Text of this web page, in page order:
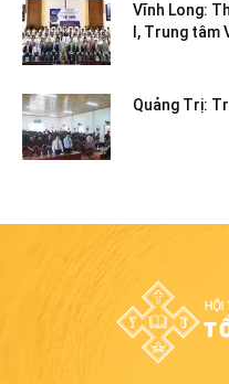
Vĩnh Long:
I, Trung tâm
Quảng Trị: